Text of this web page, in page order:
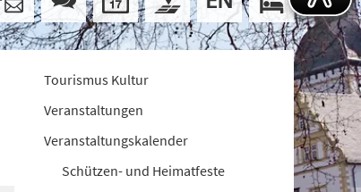
Tourismus Kultur
Veranstaltungen
Veranstaltungskalender
Schützen- und Heimatfeste